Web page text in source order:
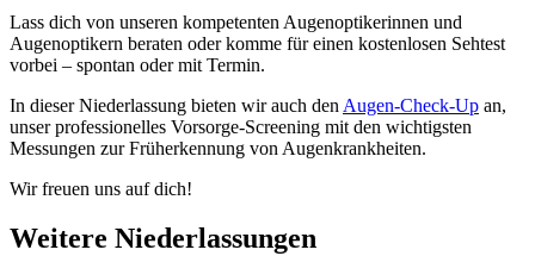
Lass dich von unseren kompetenten Augenoptikerinnen und
Augenoptikern beraten oder komme für einen kostenlosen Sehtest
vorbei – spontan oder mit Termin.
In dieser Niederlassung bieten wir auch den Augen-Check-Up an,
unser professionelles Vorsorge-Screening mit den wichtigsten
Messungen zur Früherkennung von Augenkrankheiten.
Wir freuen uns auf dich!
Weitere Niederlassungen